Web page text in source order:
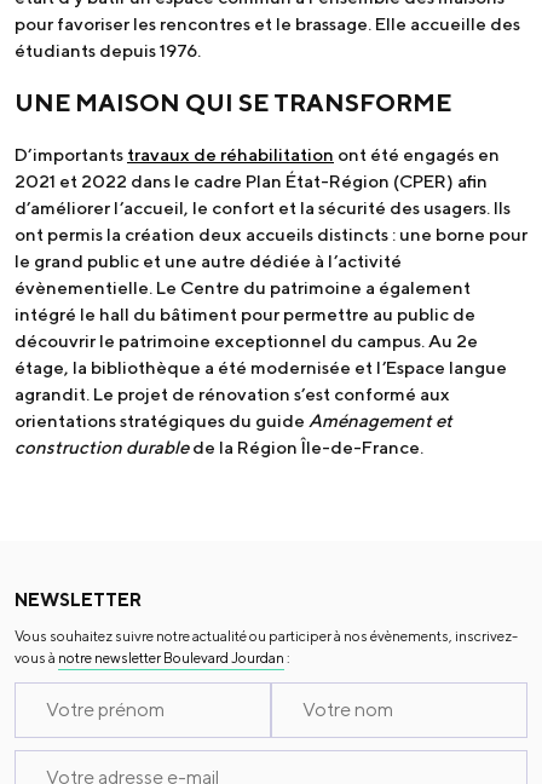
pour favoriser les rencontres et le brassage. Elle accueille des
étudiants depuis 1976.
UNE MAISON QUI SE TRANSFORME
D’importants travaux de réhabilitation ont été engagés en
2021 et 2022 dans le cadre Plan État-Région (CPER) afin
d’améliorer l’accueil, le confort et la sécurité des usagers. Ils
ont permis la création deux accueils distincts : une borne pour
le grand public et une autre dédiée à l’activité
évènementielle. Le Centre du patrimoine a également
intégré le hall du bâtiment pour permettre au public de
découvrir le patrimoine exceptionnel du campus. Au 2e
étage, la bibliothèque a été modernisée et l’Espace langue
agrandit. Le projet de rénovation s’est conformé aux
orientations stratégiques du guide Aménagement et
construction durablede la Région Île-de-France.
NEWSLETTER
Vous souhaitez suivre notre actualité ou participer à nos évènements, inscrivez-
vous à notre newsletter Boulevard Jourdan :